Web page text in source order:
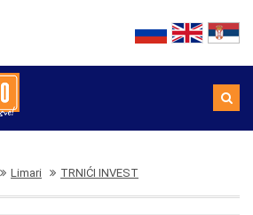
Limari TRNIĆI INVEST